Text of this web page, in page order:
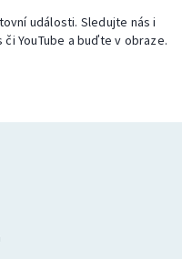
události. Sledujte nás i
YouTube a buďte v obraze.